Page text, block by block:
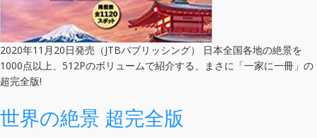
2020年11月20日発売（JTBパブリッシング） 日本全国各地の絶景を
1000点以上、512Pのボリュームで紹介する、まさに「一家に一冊」の
超完全版!
世界の絶景 超完全版